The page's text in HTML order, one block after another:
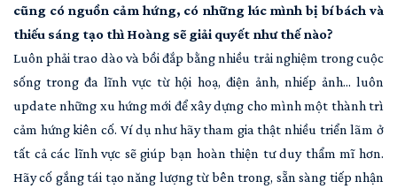
cũng có nguồn cảm hứng, có những lúc mình bị bí bách và
thiếu sáng tạo thì Hoàng sẽ giải quyết như thế nào?
Luôn phải trao dào và bồi đắp bằng nhiều trải nghiệm trong cuộc
sống trong đa lĩnh vực từ hội hoạ, điện ảnh, nhiếp ảnh... luôn
update những xu hứng mới để xây dựng cho mình một thành trì
cảm hứng kiên cố. Ví dụ như hãy tham gia thật nhiều triển lãm ở
tất cả các lĩnh vực sẽ giúp bạn hoàn thiện tư duy thẩm mĩ hơn.
Hãy cố gắng tái tạo năng lượng từ bên trong, sẵn sàng tiếp nhận